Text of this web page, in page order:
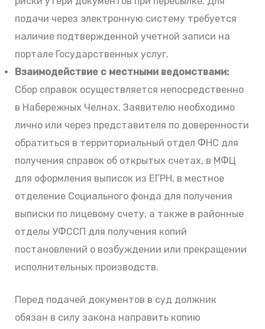
подачи через электронную систему требуется
наличие подтвержденной учетной записи на
портале Государственных услуг.
Взаимодействие с местными ведомствами:
Сбор справок осуществляется непосредственно
в Набережных Челнах. Заявителю необходимо
лично или через представителя по доверенности
обратиться в территориальный отдел ФНС для
получения справок об открытых счетах, в МФЦ
для оформления выписок из ЕГРН, в местное
отделение Социального фонда для получения
выписки по лицевому счету, а также в районные
отделы УФССП для получения копий
постановлений о возбуждении или прекращении
исполнительных производств.
Перед подачей документов в суд должник
обязан в силу закона направить копию